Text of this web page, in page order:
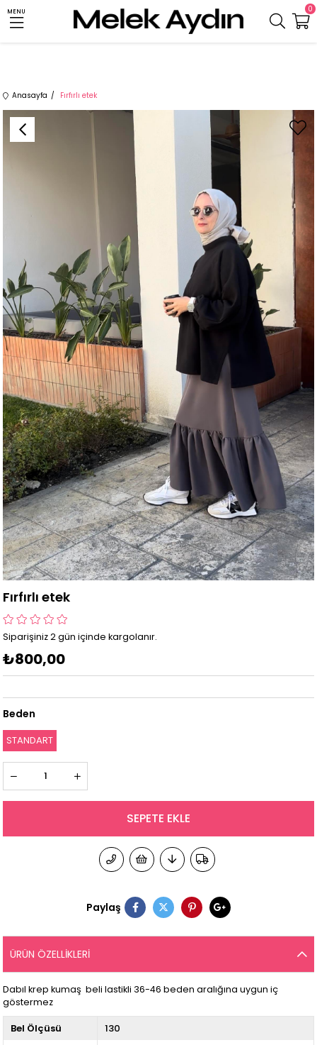
MENU 0
Anasayfa Fırfırlı etek
Fırfırlı etek
Siparişiniz 2 gün içinde kargolanır.
₺800,00
Beden
STANDART
Paylaş
ÜRÜN ÖZELLIKLERI
Dabıl krep kumaş beli lastikli 36-46 beden aralığına uygun iç
göstermez
Bel Ölçüsü
130